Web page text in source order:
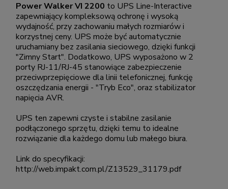
Power Walker VI 2200 to UPS Line-Interactive
zapewniający kompleksową ochronę i wysoką
wydajność, przy zachowaniu małych rozmiarów i
korzystnej ceny. UPS może być automatycznie
uruchamiany bez zasilania sieciowego, dzięki funkcji
"Zimny Start". Dodatkowo, UPS wyposażono w 2
porty RJ-11/RJ-45 stanowiące zabezpieczenie
przeciwprzepięciowe dla linii telefonicznej, funkcję
oszczędzania energii - "Tryb Eco", oraz stabilizator
napięcia AVR.
UPS ten zapewni czyste i stabilne zasilanie
podłączonego sprzętu, dzięki temu to idealne
rozwiązanie dla każdego domu lub małego biura.
Link do specyfikacji:
http://web.impakt.com.pl/Z13529_31179.pdf